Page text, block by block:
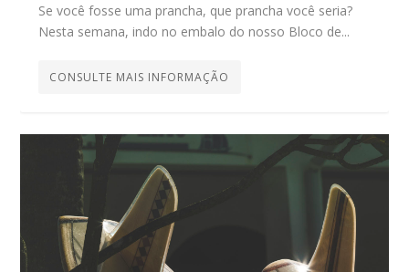
Se você fosse uma prancha, que prancha você seria?
Nesta semana, indo no embalo do nosso Bloco de...
CONSULTE MAIS INFORMAÇÃO